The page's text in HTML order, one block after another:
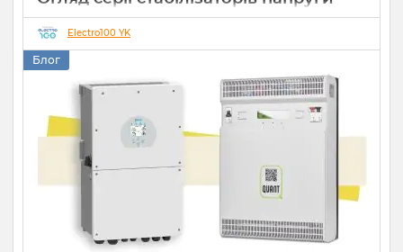
Елекс АНТС: більше ніж просто
захист
22 07 2026
Electro100 YK
Блог